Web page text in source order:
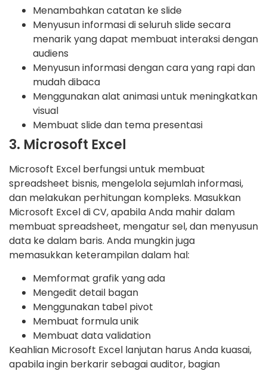
Menambahkan catatan ke slide
Menyusun informasi di seluruh slide secara
menarik yang dapat membuat interaksi dengan
audiens
Menyusun informasi dengan cara yang rapi dan
mudah dibaca
Menggunakan alat animasi untuk meningkatkan
visual
Membuat slide dan tema presentasi
3. Microsoft Excel
Microsoft Excel berfungsi untuk membuat
spreadsheet bisnis, mengelola sejumlah informasi,
dan melakukan perhitungan kompleks. Masukkan
Microsoft Excel di CV, apabila Anda mahir dalam
membuat spreadsheet, mengatur sel, dan menyusun
data ke dalam baris. Anda mungkin juga
memasukkan keterampilan dalam hal:
Memformat grafik yang ada
Mengedit detail bagan
Menggunakan tabel pivot
Membuat formula unik
Membuat data validation
Keahlian Microsoft Excel lanjutan harus Anda kuasai,
apabila ingin berkarir sebagai auditor, bagian